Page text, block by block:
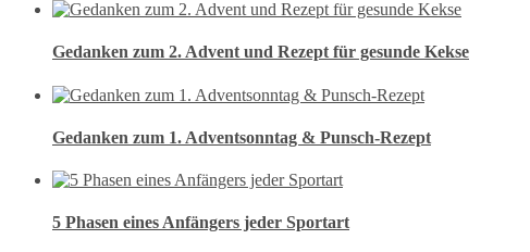
Gedanken zum 2. Advent und Rezept für gesunde Kekse
Gedanken zum 1. Adventsonntag & Punsch-Rezept
5 Phasen eines Anfängers jeder Sportart